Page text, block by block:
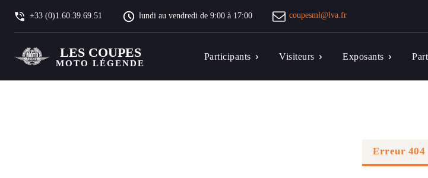
+33 (0)1.60.39.69.51 lundi au vendredi de 9:00 à 17:00 coupesml@lva.fr
LES COUPES
MOTO LÉGENDE
Participants Visiteurs Exposants
Erreur 404